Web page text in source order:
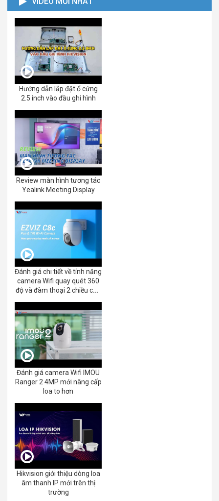
Hướng dẫn lắp đặt ổ cứng
2.5 inch vào đầu ghi hình
Review màn hình tương tác
Yealink Meeting Display
Đánh giá chi tiết về tính năng
camera Wifi quay quét 360
độ và đàm thoại 2 chiều của
Đánh giá camera Wifi IMOU
Ranger 2 4MP mới nâng cấp
loa to hơn
Hikvision giới thiệu dòng loa
âm thanh IP mới trên thị
trường